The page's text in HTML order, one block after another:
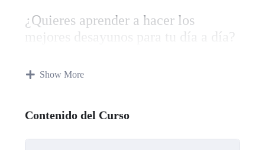
¿Quieres aprender a hacer los
mejores desayunos para tu día a día?
Es un taller diseñado para que aprendas a
ATRACTIVOS Y DELICIOSOS
olvidándonos de ingredientes de origen
Show More
Contenido del Curso